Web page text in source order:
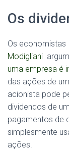
Os
Os economistas
Modigliani
uma empresa é
das ações de
acionista pode
dividendos de
pagamentos de
simplesmente
ações.